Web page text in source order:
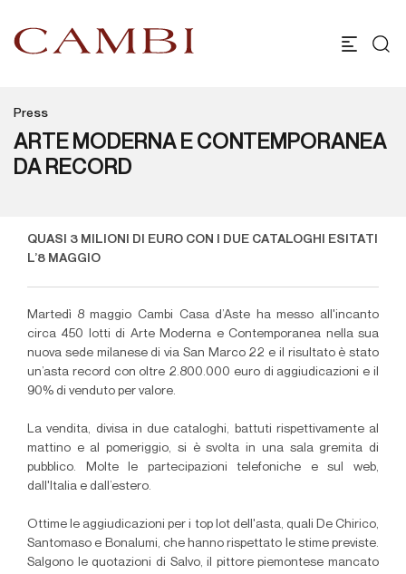
Press
ARTE MODERNA E CONTEMPORANEA
DA RECORD
QUASI 3 MILIONI DI EURO CON I DUE CATALOGHI ESITATI
L’8 MAGGIO
Martedì 8 maggio Cambi Casa d’Aste ha messo all'incanto
circa 450 lotti di Arte Moderna e Contemporanea nella sua
nuova sede milanese di via San Marco 22 e il risultato è stato
un’asta record con oltre 2.800.000 euro di aggiudicazioni e il
90% di venduto per valore.
La vendita, divisa in due cataloghi, battuti rispettivamente al
mattino e al pomeriggio, si è svolta in una sala gremita di
pubblico. Molte le partecipazioni telefoniche e sul web,
dall'Italia e dall’estero.
Ottime le aggiudicazioni per i top lot dell'asta, quali De Chirico,
Santomaso e Bonalumi, che hanno rispettato le stime previste.
Salgono le quotazioni di Salvo, il pittore piemontese mancato